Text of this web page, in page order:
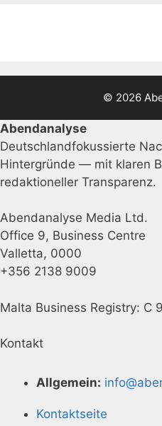
© 2026
Abendanalyse
Deutschlandfokussierte
Hintergründe — mit klaren
redaktioneller Transparenz.
Abendanalyse Media Ltd.
Office 9, Business Centre
Valletta, 0000
+356 2138 9009
Malta Business Registry: C
Kontakt
Allgemein:
Kontaktseite